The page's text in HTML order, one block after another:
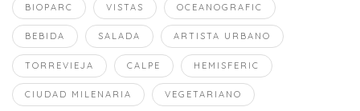
BIOPARC VISTAS OCEANOGRAFIC
BEBIDA SALADA ARTISTA URBANO
TORREVIEJA CALPE HEMISFERIC
CIUDAD MILENARIA VEGETARIANO